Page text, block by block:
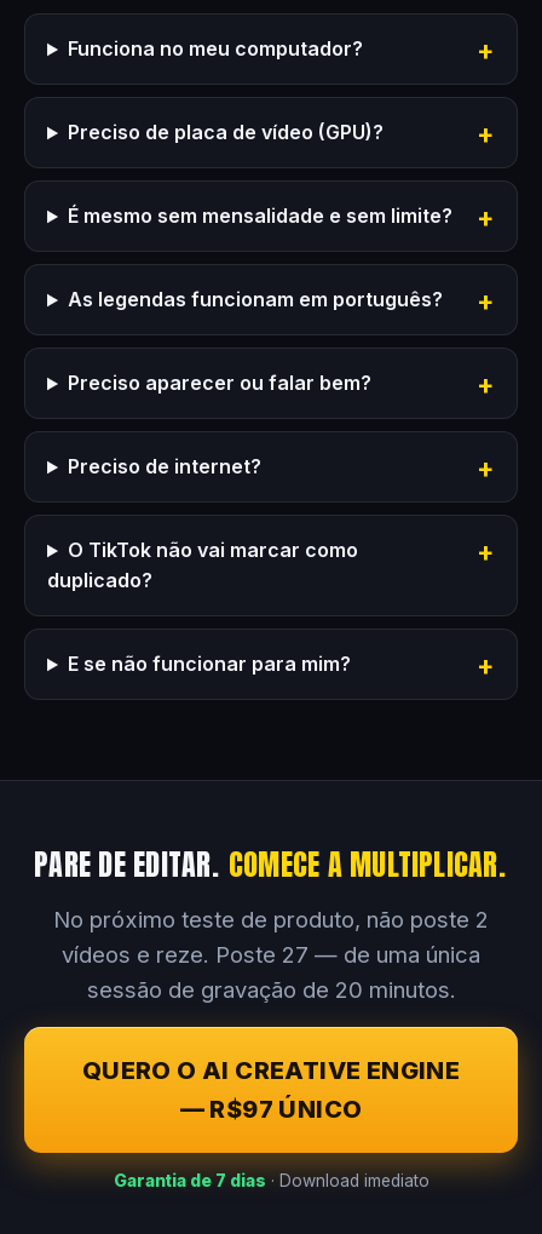
Funciona no meu computador?
Preciso de placa de vídeo (GPU)?
É mesmo sem mensalidade e sem limite?
As legendas funcionam em português?
Preciso aparecer ou falar bem?
Preciso de internet?
O TikTok não vai marcar como
duplicado?
E se não funcionar para mim?
PARE DE EDITAR. COMECE A MULTIPLICAR.
No próximo teste de produto, não poste 2
vídeos e reze. Poste 27 — de uma única
sessão de gravação de 20 minutos.
QUERO O AI CREATIVE ENGINE
— R$97 ÚNICO
Garantia de 7 dias · Download imediato